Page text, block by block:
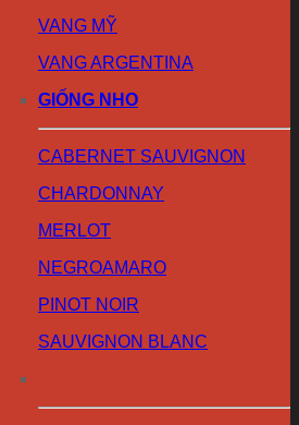
VANG MỸ
VANG ARGENTINA
GIỐNG NHO
CABERNET SAUVIGNON
CHARDONNAY
MERLOT
NEGROAMARO
PINOT NOIR
SAUVIGNON BLANC